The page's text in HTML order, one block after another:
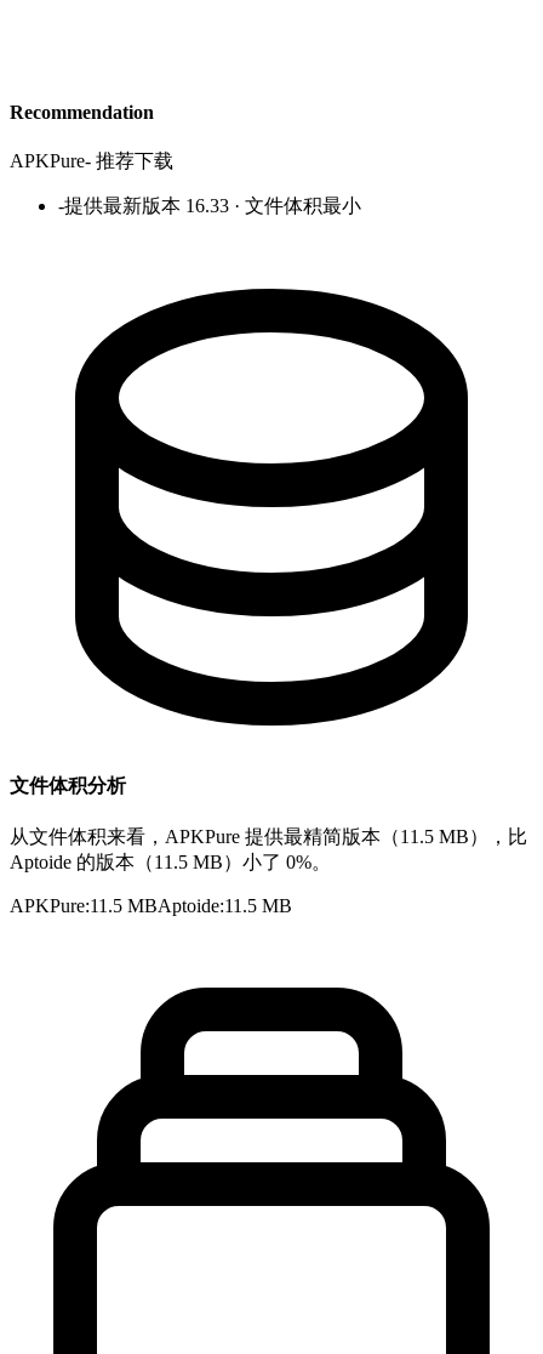
Recommendation
APKPure- 推荐下载
-提供最新版本 16.33 · 文件体积最小
文件体积分析
从文件体积来看，APKPure 提供最精简版本（11.5 MB），比
Aptoide 的版本（11.5 MB）小了 0%。
APKPure:11.5 MBAptoide:11.5 MB